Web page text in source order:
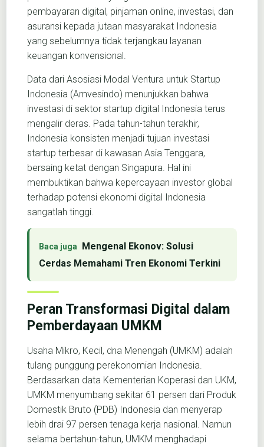
pembayaran digital, pinjaman online, investasi, dan
asuransi kepada jutaan masyarakat Indonesia
yang sebelumnya tidak terjangkau layanan
keuangan konvensional.
Data dari Asosiasi Modal Ventura untuk Startup
Indonesia (Amvesindo) menunjukkan bahwa
investasi di sektor startup digital Indonesia terus
mengalir deras. Pada tahun-tahun terakhir,
Indonesia konsisten menjadi tujuan investasi
startup terbesar di kawasan Asia Tenggara,
bersaing ketat dengan Singapura. Hal ini
membuktikan bahwa kepercayaan investor global
terhadap potensi ekonomi digital Indonesia
sangatlah tinggi.
Mengenal Ekonov: Solusi
Cerdas Memahami Tren Ekonomi Terkini
Peran Transformasi Digital dalam
Pemberdayaan UMKM
Usaha Mikro, Kecil, dna Menengah (UMKM) adalah
tulang punggung perekonomian Indonesia.
Berdasarkan data Kementerian Koperasi dan UKM,
UMKM menyumbang sekitar 61 persen dari Produk
Domestik Bruto (PDB) Indonesia dan menyerap
lebih drai 97 persen tenaga kerja nasional. Namun
selama bertahun-tahun, UMKM menghadapi